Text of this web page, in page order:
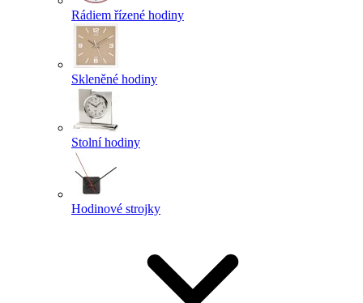
Rádiem řízené hodiny
Skleněné hodiny
Stolní hodiny
Hodinové strojky